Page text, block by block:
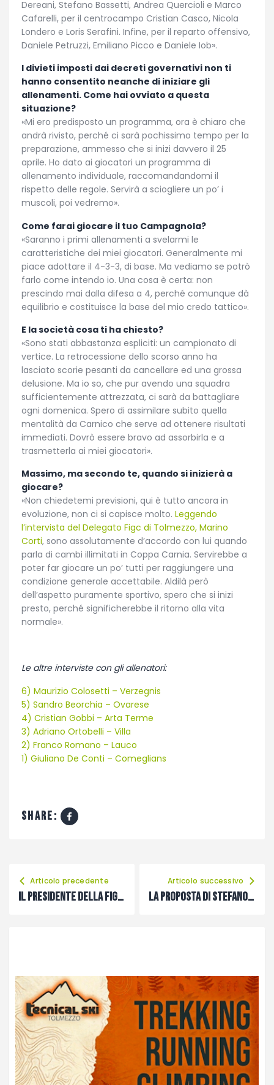
Dereani, Stefano Bassetti, Andrea Quercioli e Marco
Cafarelli, per il centrocampo Cristian Casco, Nicola
Londero e Loris Serafini. Infine, per il reparto offensivo,
Daniele Petruzzi, Emiliano Picco e Daniele Iob».
I divieti imposti dai decreti governativi non ti
hanno consentito neanche di iniziare gli
allenamenti. Come hai ovviato a questa
situazione?
«Mi ero predisposto un programma, ora è chiaro che
andrà rivisto, perché ci sarà pochissimo tempo per la
preparazione, ammesso che si inizi davvero il 25
aprile. Ho dato ai giocatori un programma di
allenamento individuale, raccomandandomi il
rispetto delle regole. Servirà a sciogliere un po’ i
muscoli, poi vedremo».
Come farai giocare il tuo Campagnola?
«Saranno i primi allenamenti a svelarmi le
caratteristiche dei miei giocatori. Generalmente mi
piace adottare il 4-3-3, di base. Ma vediamo se potrò
farlo come intendo io. Una cosa è certa: non
prescindo mai dalla difesa a 4, perché comunque dà
equilibrio e costituisce la base del mio credo tattico».
E la società cosa ti ha chiesto?
«Sono stati abbastanza espliciti: un campionato di
vertice. La retrocessione dello scorso anno ha
lasciato scorie pesanti da cancellare ed una grossa
delusione. Ma io so, che pur avendo una squadra
sufficientemente attrezzata, ci sarà da battagliare
ogni domenica. Spero di assimilare subito quella
mentalità da Carnico che serve ad ottenere risultati
immediati. Dovrò essere bravo ad assorbirla e a
trasmetterla ai miei giocatori».
Massimo, ma secondo te, quando si inizierà a
giocare?
«Non chiedetemi previsioni, qui è tutto ancora in
evoluzione, non ci si capisce molto. Leggendo
l’intervista del Delegato Figc di Tolmezzo, Marino
Corti, sono assolutamente d’accordo con lui quando
parla di cambi illimitati in Coppa Carnia. Servirebbe a
poter far giocare un po’ tutti per raggiungere una
condizione generale accettabile. Aldilà però
dell’aspetto puramente sportivo, spero che si inizi
presto, perché significherebbe il ritorno alla vita
normale».
Le altre interviste con gli allenatori:
6) Maurizio Colosetti – Verzegnis
5) Sandro Beorchia – Ovarese
4) Cristian Gobbi – Arta Terme
3) Adriano Ortobelli – Villa
2) Franco Romano – Lauco
1) Giuliano De Conti – Comeglians
share:
Articolo precedente
Il presidente della Figc Fvg Canciani invita a donare il sangue
Articolo successivo
La proposta di Stefano Fabris per il Carnico 2020